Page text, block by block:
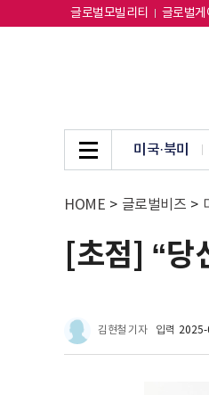
글로벌모빌리티 글로벌게
미국·북미
HOME > 글로벌비즈 >
[초점] “당
김현철 기자 입력 2025-